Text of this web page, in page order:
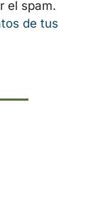
y
spam.
de tus